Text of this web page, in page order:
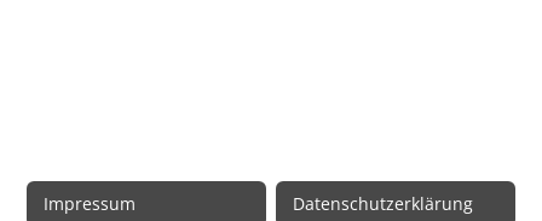
Impressum Datenschutzerklärung